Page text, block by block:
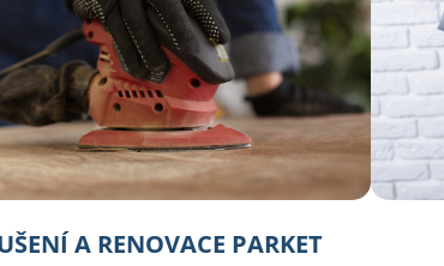
A RENOVACE PARKET